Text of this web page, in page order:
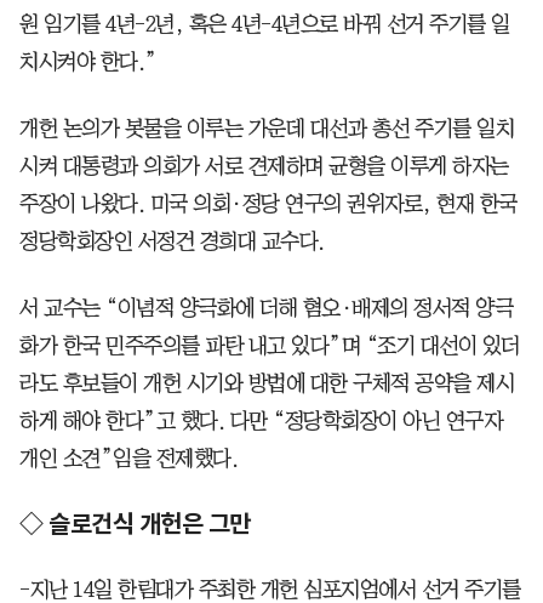
원 임기를 4년-2년, 혹은 4년-4년으로 바꿔 선거 주기를 일
치시켜야 한다.”
개헌 논의가 봇물을 이루는 가운데 대선과 총선 주기를 일치
시켜 대통령과 의회가 서로 견제하며 균형을 이루게 하자는
주장이 나왔다. 미국 의회·정당 연구의 권위자로, 현재 한국
정당학회장인 서정건 경희대 교수다.
서 교수는 “이념적 양극화에 더해 혐오·배제의 정서적 양극
화가 한국 민주주의를 파탄 내고 있다”며 “조기 대선이 있더
라도 후보들이 개헌 시기와 방법에 대한 구체적 공약을 제시
하게 해야 한다”고 했다. 다만 “정당학회장이 아닌 연구자
개인 소견”임을 전제했다.
◇ 슬로건식 개헌은 그만
-지난 14일 한림대가 주최한 개헌 심포지엄에서 선거 주기를